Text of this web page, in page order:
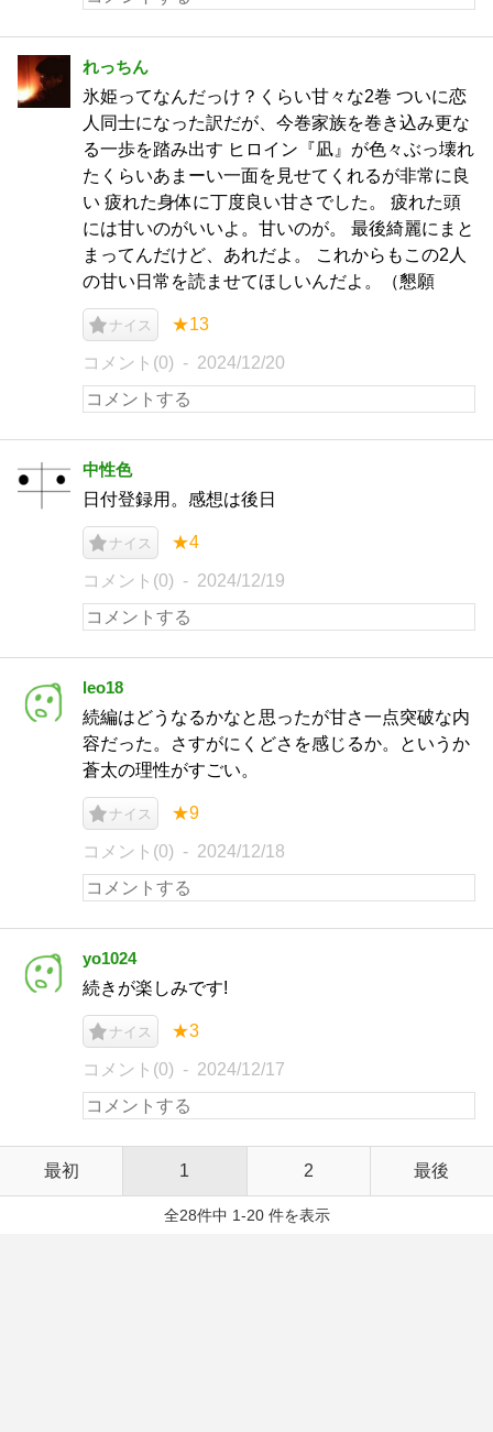
れっちん
氷姫ってなんだっけ？くらい甘々な2巻 ついに恋
人同士になった訳だが、今巻家族を巻き込み更な
る一歩を踏み出す ヒロイン『凪』が色々ぶっ壊れ
たくらいあまーい一面を見せてくれるが非常に良
い 疲れた身体に丁度良い甘さでした。 疲れた頭
には甘いのがいいよ。甘いのが。 最後綺麗にまと
まってんだけど、あれだよ。 これからもこの2人
の甘い日常を読ませてほしいんだよ。（懇願
ナイス ★13
コメント(0) 2024/12/20
中性色
日付登録用。感想は後日
ナイス ★4
コメント(0) 2024/12/19
leo18
続編はどうなるかなと思ったが甘さ一点突破な内
容だった。さすがにくどさを感じるか。というか
蒼太の理性がすごい。
ナイス ★9
コメント(0) 2024/12/18
yo1024
続きが楽しみです!
ナイス ★3
コメント(0) 2024/12/17
最初 1 2 最後
全28件中 1-20 件を表示